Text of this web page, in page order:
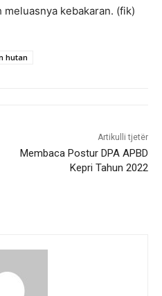
kebakaran. (fik)
hutan
Artikulli tjetër
Membaca Postur DPA APBD
Kepri Tahun 2022